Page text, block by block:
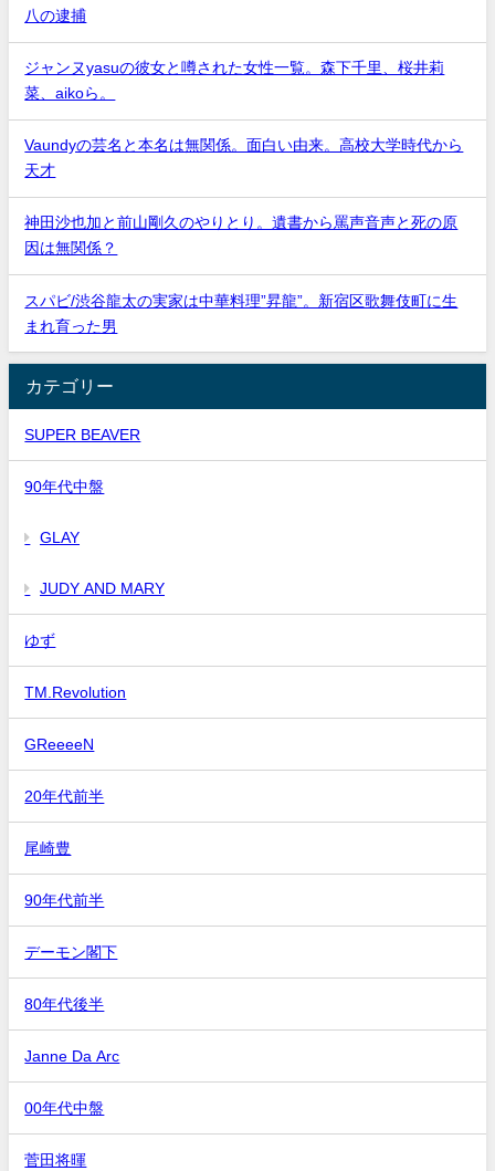
八の逮捕
ジャンヌyasuの彼女と噂された女性一覧。森下千里、桜井莉
菜、aikoら。
Vaundyの芸名と本名は無関係。面白い由来。高校大学時代から
天才
神田沙也加と前山剛久のやりとり。遺書から罵声音声と死の原
因は無関係？
スパビ/渋谷龍太の実家は中華料理”昇龍”。新宿区歌舞伎町に生
まれ育った男
カテゴリー
SUPER BEAVER
90年代中盤
GLAY
JUDY AND MARY
ゆず
TM.Revolution
GReeeeN
20年代前半
尾崎豊
90年代前半
デーモン閣下
80年代後半
Janne Da Arc
00年代中盤
菅田将暉